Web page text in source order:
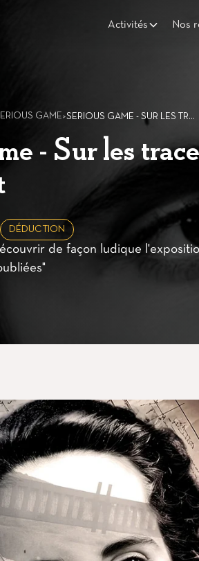
Activités Nos
GAME> SERIOUS GAME - SUR LES TRACES DE MADO, AGENT SECRET
- Sur les
DÉDUCTION
de façon ludique